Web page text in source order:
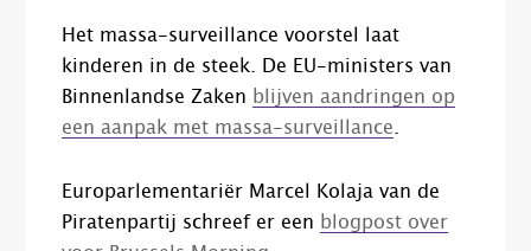
Het massa-surveillance voorstel laat
kinderen in de steek. De EU-ministers van
Binnenlandse Zaken blijven aandringen op
een aanpak met massa-surveillance.
Europarlementariër Marcel Kolaja van de
Piratenpartij schreef er een blogpost over